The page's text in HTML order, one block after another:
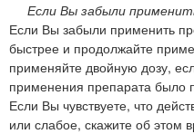
Если Вы забыли
Если Вы забыли применить
быстрее и продолжайте
применяйте двойную дозу,
применения препарата было
Если Вы чувствуете, что
или слабое, скажите об этом